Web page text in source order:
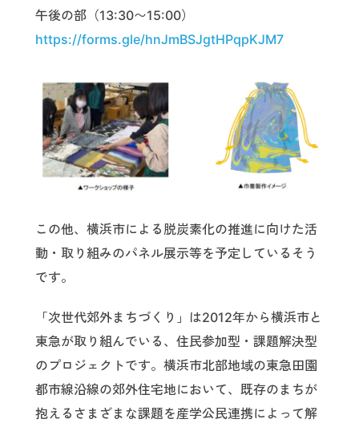
午後の部（13:30〜15:00）
https://forms.gle/hnJmBSJgtHPqpKJM7
この他、横浜市による脱炭素化の推進に向けた活
動・取り組みのパネル展示等を予定しているそう
です。
「次世代郊外まちづくり」は2012年から横浜市と
東急が取り組んでいる、住民参加型・課題解決型
のプロジェクトです。横浜市北部地域の東急田園
都市線沿線の郊外住宅地において、既存のまちが
抱えるさまざまな課題を産学公民連携によって解